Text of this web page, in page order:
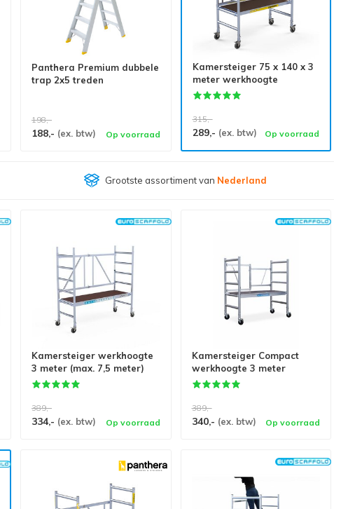
Panthera Premium dubbele
trap 2x5 treden
198,-
188,- (ex. btw) Op voorraad
Kamersteiger 75 x 140 x 3
meter werkhoogte
315,-
289,- (ex. btw) Op voorraad
Klantenbeoordeling 9,4/10
Kamersteiger werkhoogte
3 meter (max. 7,5 meter)
389,-
334,- (ex. btw) Op voorraad
Kamersteiger Compact
werkhoogte 3 meter
389,-
340,- (ex. btw) Op voorraad